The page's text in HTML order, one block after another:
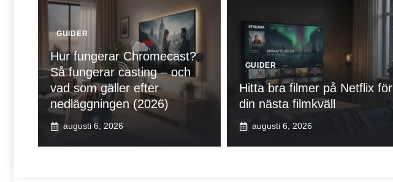
GUIDER
Hur fungerar Chromecast?
Så fungerar casting – och
vad som gäller efter
nedläggningen (2026)
augusti 6, 2026
GUIDER
Hitta bra filmer på Netflix för
din nästa filmkväll
augusti 6, 2026